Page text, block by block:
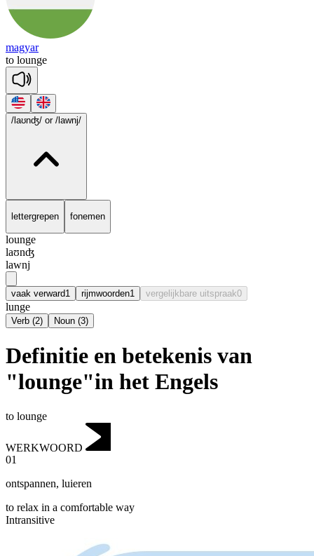
magyar
to lounge
/laʊnʤ/ or /lawnj/
lettergrepen fonemen
lounge
laʊnʤ
lawnj
vaak verward1 rijmwoorden1 vergelijkbare uitspraak0
lunge
Verb (2) Noun (3)
Definitie en betekenis van
"lounge"in het Engels
to lounge
WERKWOORD
01
ontspannen, luieren
to relax in a comfortable way
Intransitive